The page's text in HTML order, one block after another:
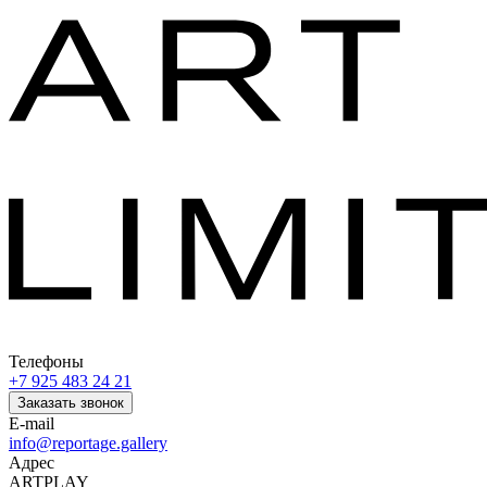
Телефоны
+7 925 483 24 21
Заказать звонок
E-mail
info@reportage.gallery
Адрес
ARTPLAY